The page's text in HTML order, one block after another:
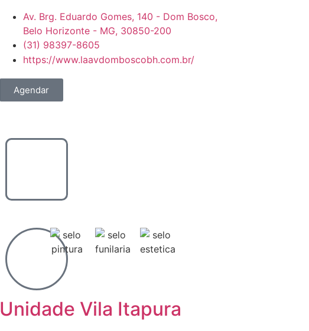
Av. Brg. Eduardo Gomes, 140 - Dom Bosco,
Belo Horizonte - MG, 30850-200
(31) 98397-8605
https://www.laavdomboscobh.com.br/
Agendar
Unidade Vila Itapura